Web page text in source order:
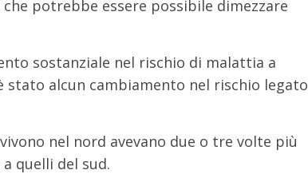
potrebbe essere possibile dimezzare
sostanziale nel rischio di malattia a
stato alcun cambiamento nel rischio legato
nel nord avevano due o tre volte più
quelli del sud.